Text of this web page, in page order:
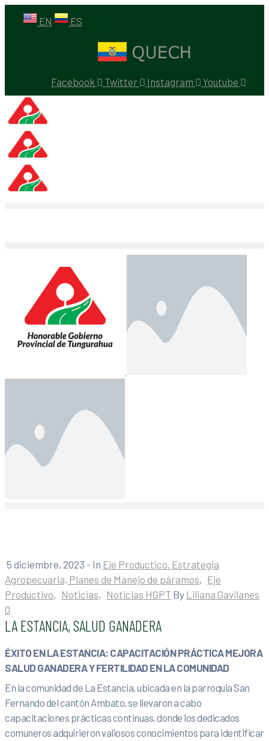
EN ES
Facebook Twitter Instagram Youtube
5 diciembre, 2023 - In Eje Productico. Estrategia
Agropecuaria, Planes de Manejo de páramos‚ Eje
Productivo‚ Noticias‚ Noticias HGPT By Liliana Gavilanes
0
LA ESTANCIA, SALUD GANADERA
ÉXITO EN LA ESTANCIA: CAPACITACIÓN PRÁCTICA MEJORA
SALUD GANADERA Y FERTILIDAD EN LA COMUNIDAD
En la comunidad de La Estancia, ubicada en la parroquia San
Fernando del cantón Ambato, se llevaron a cabo
capacitaciones prácticas continuas, donde los dedicados
comuneros adquirieron valiosos conocimientos para identificar